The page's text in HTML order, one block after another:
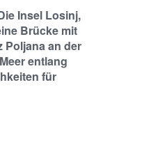
Insel Losinj,
Brücke mit
Poljana an der
entlang
für